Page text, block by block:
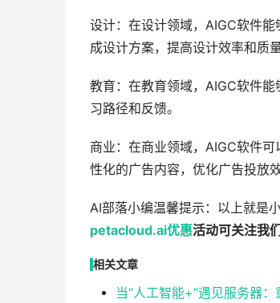
设计：在设计领域，AIGC软件
成设计方案，提高设计效率和质量
教育：在教育领域，AIGC软件
习路径和反馈。
商业：在商业领域，AIGC软件
性化的广告内容，优化广告投放
AI部落小编温馨提示：以上就是
petacloud.ai优惠活动可关注我们
相关文章
当“人工智能+”遇见服务器